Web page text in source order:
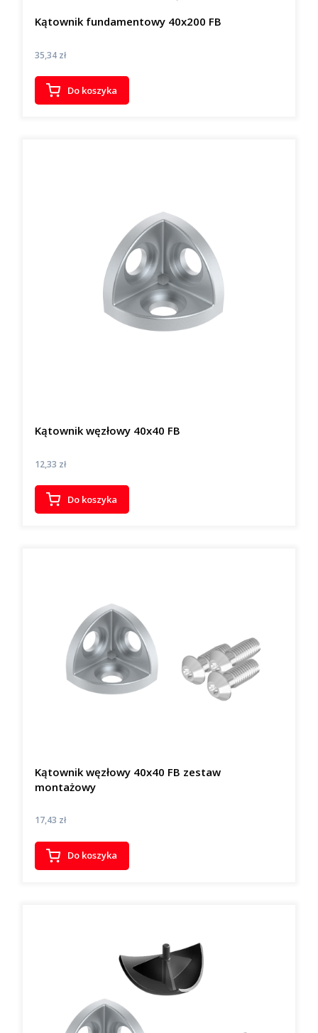
Kątownik fundamentowy 40x200 FB
Cena
35,34 zł
Do koszyka
Kątownik węzłowy 40x40 FB
Cena
12,33 zł
Do koszyka
Kątownik węzłowy 40x40 FB zestaw
montażowy
Cena
17,43 zł
Do koszyka